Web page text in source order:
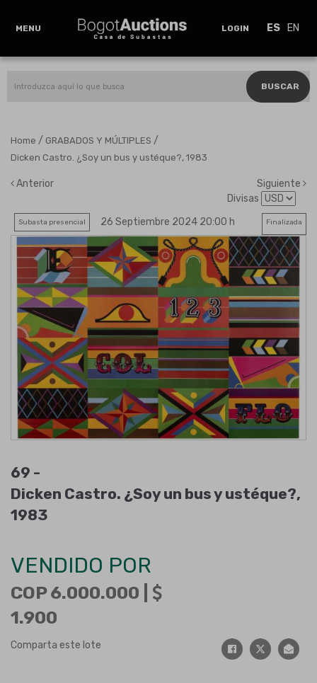
MENU LOGIN ES EN
BUSCAR
Home / GRABADOS Y MÚLTIPLES /
Dicken Castro. ¿Soy un bus y ustéque?, 1983
Anterior
Siguiente
Divisas
Subasta presencial 26 Septiembre 2024 20:00 h Finalizada
69 -
Dicken Castro. ¿Soy un bus y ustéque?,
1983
VENDIDO POR
COP 6.000.000 |
1.900
Comparta este lote